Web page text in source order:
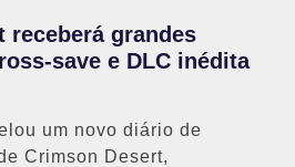
receberá grandes
save e DLC inédita
um novo diário de
Crimson Desert,